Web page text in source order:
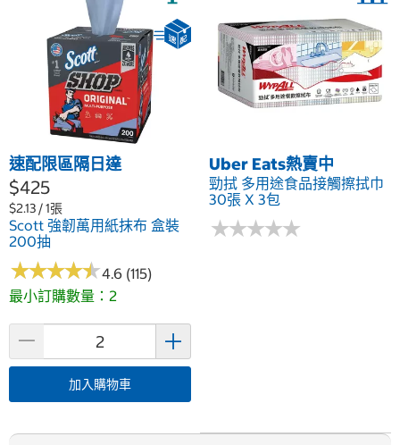
速配限區隔日達
$425
$2.13 / 1張
Scott 強韌萬用紙抹布 盒裝
200抽
★★★★★
★★★★★4.6 (115)
最小訂購數量：2
加入購物車
Uber Eats熱賣中
勁拭 多用途食品接觸擦拭巾
30張 X 3包
★★★★★
★★★★★